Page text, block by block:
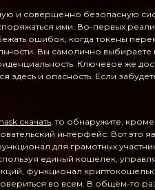
и совершенно безопасную
ими. Во-первых
ошибок, когда токены
Вы самолично
Ключевое же
здесь и опасность. Если
скачать, то обнаружите,
интерфейс. Вот это
для грамотных
единый кошелек,
функционал
во всем. В общем-то